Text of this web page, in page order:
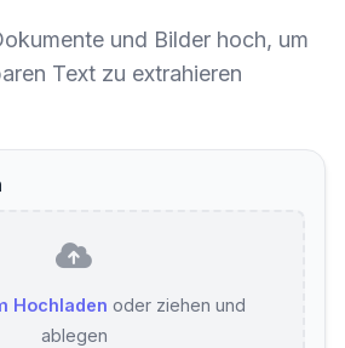
und Bilder hoch, um
Text zu extrahieren
Hochladen oder ziehen und
ablegen